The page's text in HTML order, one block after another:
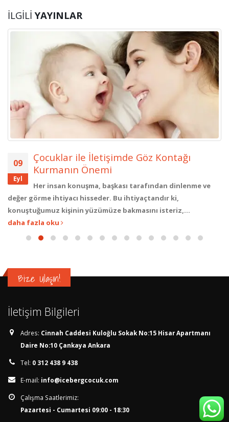
İLGILIYAYINLAR
09
Eyl
Çocuklar ile İletişimde Göz Kontağı
Kurmanın Önemi
Her insan konuşma, başkası tarafından dinlenme ve
değer görme ihtiyacı hisseder. Bu ihtiyaçtandır ki,
konuştuğumuz kişinin yüzümüze bakmasını isteriz,...
daha fazla oku
Bize Ulaşın!
İletişim Bilgileri
Cinnah Caddesi Kuloğlu Sokak No:15 Hisar Apartmanı
Daire No:10 Çankaya Ankara
info@icebergcocuk.com
Çalışma Saatlerimiz: